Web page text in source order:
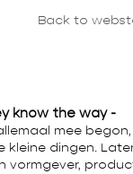
Back to
know the way -
mee
kleine dingen.
vormgever,